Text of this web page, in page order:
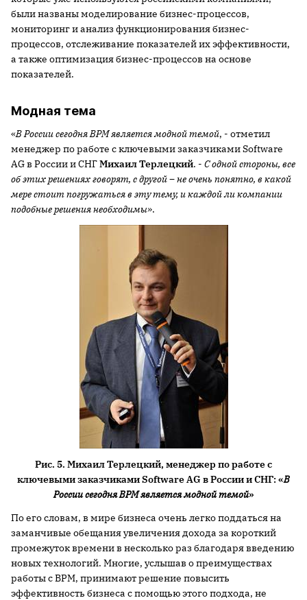
были названы моделирование бизнес-процессов,
мониторинг и анализ функционирования бизнес-
процессов, отслеживание показателей их эффективности,
а также оптимизация бизнес-процессов на основе
показателей.
Модная тема
«В России сегодня BPM является модной темой, - отметил
менеджер по работе с ключевыми заказчиками Software
AG в России и СНГМихаил Терлецкий. - С одной стороны, все
об этих решениях говорят, с другой – не очень понятно, в какой
мере стоит погружаться в эту тему, и каждой ли компании
подобные решения необходимы».
Рис. 5. Михаил Терлецкий, менеджер по работе с
ключевыми заказчиками Software AG в России и СНГ: «В
России сегодня BPM является модной темой»
По его словам, в мире бизнеса очень легко поддаться на
заманчивые обещания увеличения дохода за короткий
промежуток времени в несколько раз благодаря введению
новых технологий. Многие, услышав о преимуществах
работы с ВРМ, принимают решение повысить
эффективность бизнеса с помощью этого подхода, не